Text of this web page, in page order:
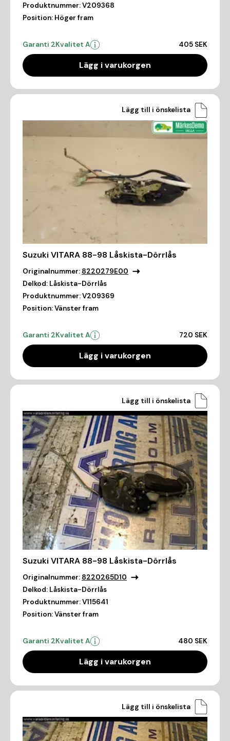
Produktnummer:V209368
Position: Höger fram
Garanti 2Kvalitet A 405 SEK
Lägg i varukorgen
Lägg till i önskelista
Suzuki VITARA 88-98 Låskista-Dörrlås
Originalnummer: 8220279E00
Delkod: Låskista-Dörrlås
Produktnummer:V209369
Position:Vänster fram
Garanti 2Kvalitet A 720 SEK
Lägg i varukorgen
Lägg till i önskelista
Suzuki VITARA 88-98 Låskista-Dörrlås
Originalnummer: 8220265D10
Delkod: Låskista-Dörrlås
Produktnummer:V115641
Position:Vänster fram
Garanti 2Kvalitet A 480 SEK
Lägg i varukorgen
Lägg till i önskelista